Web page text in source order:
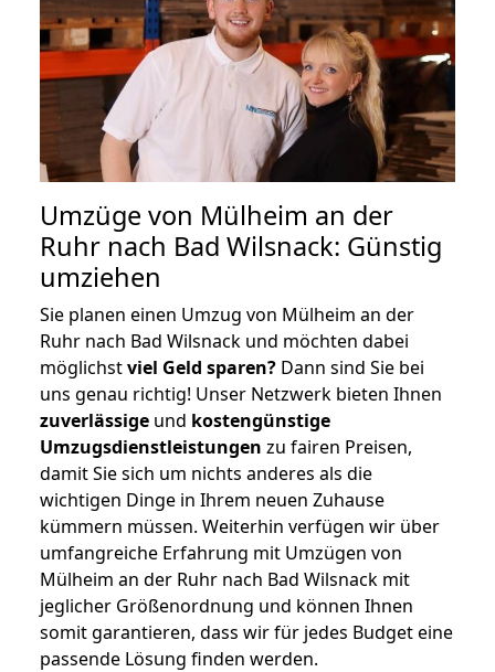
Umzüge von Mülheim an der
Ruhr nach Bad Wilsnack: Günstig
umziehen
Sie planen einen Umzug von Mülheim an der
Ruhr nach Bad Wilsnack und möchten dabei
möglichstviel Geld sparen? Dann sind Sie bei
uns genau richtig! Unser Netzwerk bieten Ihnen
zuverlässige und kostengünstige
Umzugsdienstleistungen zu fairen Preisen,
damit Sie sich um nichts anderes als die
wichtigen Dinge in Ihrem neuen Zuhause
kümmern müssen. Weiterhin verfügen wir über
umfangreiche Erfahrung mit Umzügen von
Mülheim an der Ruhr nach Bad Wilsnack mit
jeglicher Größenordnung und können Ihnen
somit garantieren, dass wir für jedes Budget eine
passende Lösung finden werden.